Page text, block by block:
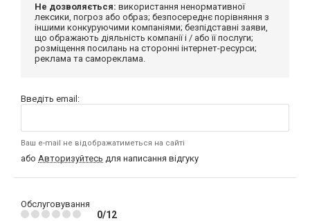
Не дозволяється: використання ненормативної
лексики, погроз або образ; безпосереднє порівняння з
іншими конкуруючими компаніями; безпідставні заяви,
що ображають діяльність компанії і / або її послуги;
розміщення посилань на сторонні інтернет-ресурси;
реклама та самореклама.
Введіть email:
Ваш e-mail не відображатиметься на сайті
або Авторизуйтесь для написання відгуку
Обслуговування
0/12